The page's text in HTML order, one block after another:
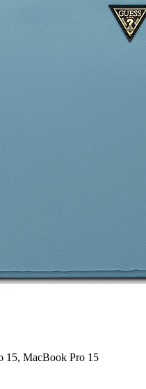
15, MacBook Pro 15